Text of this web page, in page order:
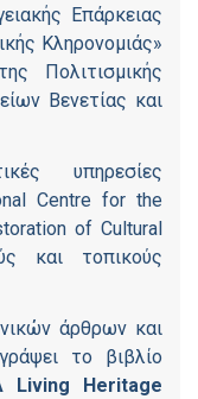
Επάρκειας
Κληρονομιάς»
Πολιτισμικής
Βενετίας και
υπηρεσίες
Centre for the
of Cultural
και τοπικούς
άρθρων και
το βιβλίο
Living
Heritage